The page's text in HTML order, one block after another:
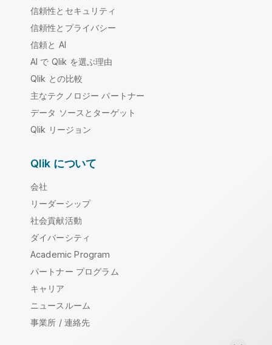
信頼性とセキュリティ
信頼性とプライバシー
信頼と AI
AI で Qlik を選ぶ理由
Qlik との比較
主なテクノロジー パートナー
データ ソースとターゲット
Qlik リージョン
Qlik について
会社
リーダーシップ
社会貢献活動
ダイバーシティ
Academic Program
パートナー プログラム
キャリア
ニュースルーム
事業所 / 連絡先